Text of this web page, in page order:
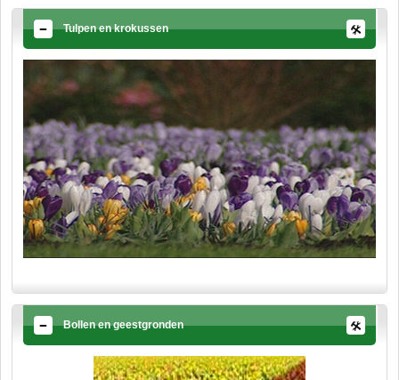
Tulpen en krokussen
Bollen en geestgronden